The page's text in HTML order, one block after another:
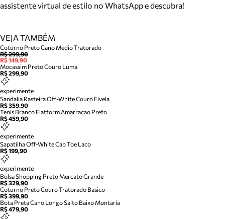
assistente virtual de estilo no WhatsApp e descubra!
VEJA TAMBÉM
Coturno Preto Cano Medio Tratorado
R$ 299,90
R$ 149,90
Mocassim Preto Couro Luma
R$ 299,90
experimente
Sandalia Rasteira Off-White Couro Fivela
R$ 359,90
Tenis Branco Flatform Amarracao Preto
R$ 459,90
experimente
Sapatilha Off-White Cap Toe Laco
R$ 199,90
experimente
Bolsa Shopping Preto Mercato Grande
R$ 329,90
Coturno Preto Couro Tratorado Basico
R$ 399,90
Bota Preta Cano Longo Salto Baixo Montaria
R$ 479,90